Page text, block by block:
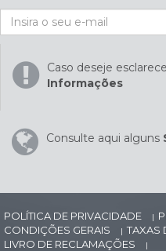
Caso deseje
Informações
Consulte aqui alguns
POLÍTICA DE PRIVACIDADE |
CONDIÇÕES GERAIS | TAXAS
LIVRO DE RECLAMAÇÕES |